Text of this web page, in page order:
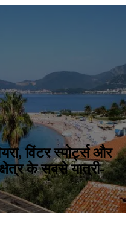
विंटर स्पोर्ट्स और
के सबसे यात्री-